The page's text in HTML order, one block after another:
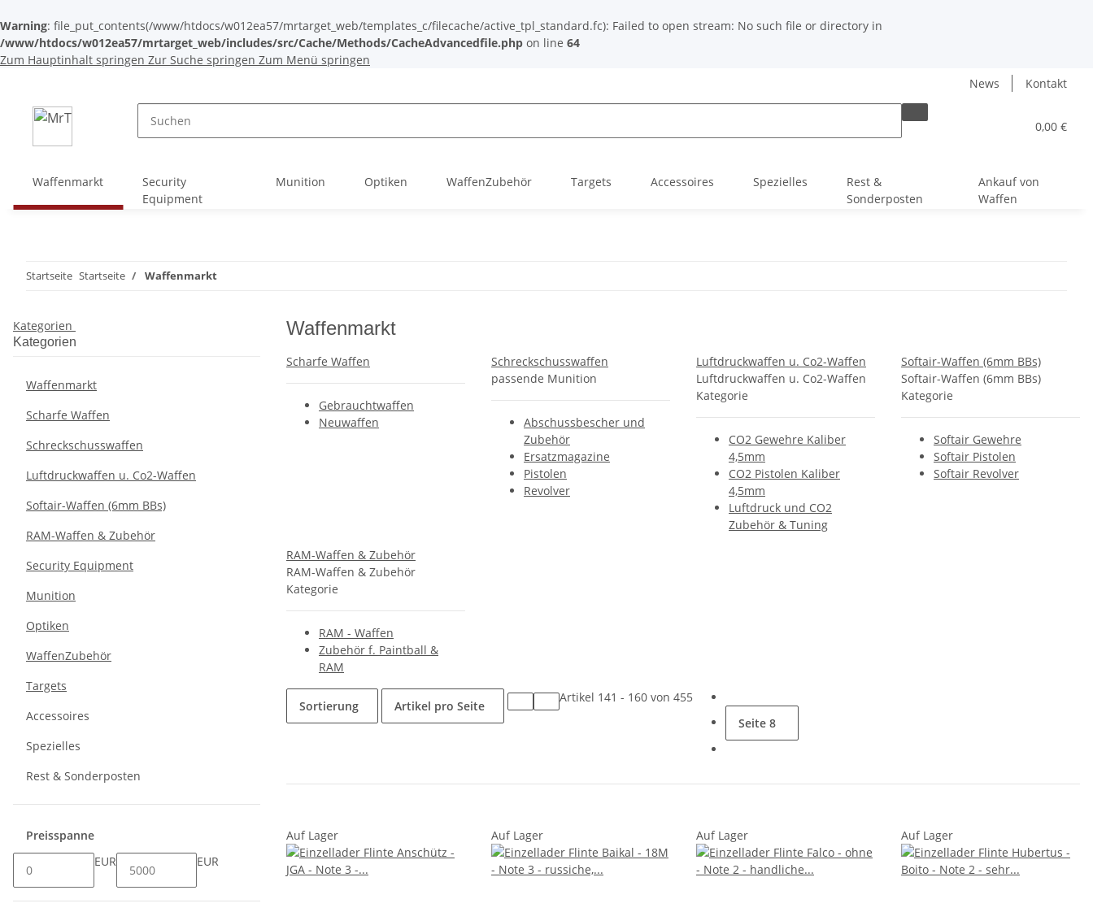
Warning: file_put_contents(/www/htdocs/w012ea57/mrtarget_web/templates_c/filecache/active_tpl_standard.fc): Failed to open stream: No such file or directory in
/www/htdocs/w012ea57/mrtarget_web/includes/src/Cache/Methods/CacheAdvancedfile.php on line 64
Zum Hauptinhalt springen Zur Suche springen Zum Menü springen
News
Kontakt
0,00 €
Waffenmarkt
Security
Equipment
Munition Optiken WaffenZubehör Targets Accessoires Spezielles
Rest &
Sonderposten
Ankauf von
Waffen
Startseite Startseite Waffenmarkt
Waffenmarkt
Scharfe Waffen
Gebrauchtwaffen
Neuwaffen
Schreckschusswaffen
passende Munition
Abschussbescher und
Zubehör
Ersatzmagazine
Pistolen
Revolver
Luftdruckwaffen u. Co2-Waffen
Luftdruckwaffen u. Co2-Waffen
Kategorie
CO2 Gewehre Kaliber
4,5mm
CO2 Pistolen Kaliber
4,5mm
Luftdruck und CO2
Zubehör & Tuning
Softair-Waffen (6mm BBs)
Softair-Waffen (6mm BBs)
Kategorie
Softair Gewehre
Softair Pistolen
Softair Revolver
RAM-Waffen & Zubehör
RAM-Waffen & Zubehör
Kategorie
RAM - Waffen
Zubehör f. Paintball &
RAM
Sortierung Artikel pro Seite
Artikel 141 - 160 von 455
Seite 8
Auf Lager Auf Lager Auf Lager Auf Lager
Kategorien
Kategorien
Waffenmarkt
Scharfe Waffen
Schreckschusswaffen
Luftdruckwaffen u. Co2-Waffen
Softair-Waffen (6mm BBs)
RAM-Waffen & Zubehör
Security Equipment
Munition
Optiken
WaffenZubehör
Targets
Accessoires
Spezielles
Rest & Sonderposten
Preisspanne
EUR
EUR